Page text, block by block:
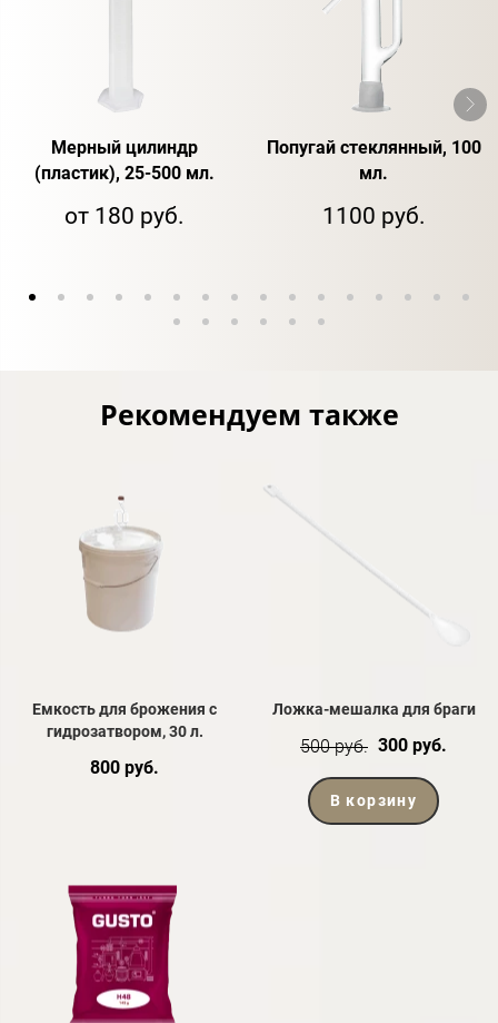
Мерный цилиндр
(пластик), 25-500 мл.
от 180 руб.
Попугай стеклянный, 100
мл.
1100 руб.
Рекомендуем также
Емкость для брожения с
гидрозатвором, 30 л.
800 руб.
Ложка-мешалка для браги
500 руб. 300 руб.
В корзину